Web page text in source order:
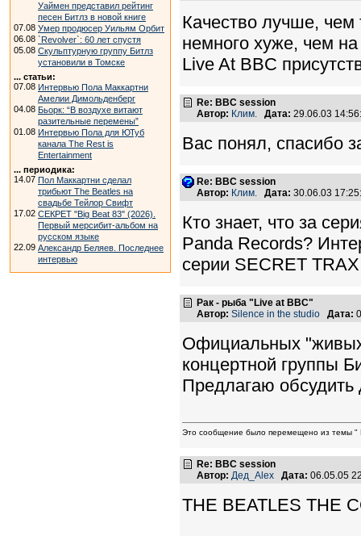
Уаймен представил рейтинг
песен Битлз в новой книге
07.08 Умер продюсер Уильям Орбит
06.08 `Revolver`: 60 лет спустя
05.08 Скульптурную группу Битлз
установили в Томске
... статьи:
07.08 Интервью Пола Маккартни
Амелии Димольденберг
04.08 Бьорк: “В воздухе витают
разительные перемены”
01.08 Интервью Пола для ЮТуб
канала The Rest is
Entertainment
... периодика:
14.07 Пол Маккартни сделал
трибьют The Beatles на
свадьбе Тейлор Свифт
17.02 СЕКРЕТ "Big Beat 83" (2026).
Первый мерсибит-альбом на
русском языке
22.09 Александр Беляев. Последнее
интервью
Качество лучше, чем
немного хуже, чем
Live At BBC
Re: BBC session
Автор: Клим. Дата: 29.06.03
Вас понял, спасибо
Re: BBC session
Автор: Клим. Дата: 30.06.03
Кто знает, что за
Panda Records?
серии SECRET
Рак - рыба "Live at BBC"
Автор: Silence in the studio Дата:
Официальных
концертной группы
Предлагаю обсудить
Это сообщение было перемещено из темы "
Re: BBC session
Автор: Дед_Alex Дата: 06.05.05
THE BEATLES THE